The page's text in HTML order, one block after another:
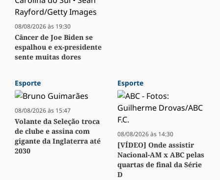
08/08/2026 às 19:30
Câncer de Joe Biden se
espalhou e ex-presidente
sente muitas dores
Esporte
08/08/2026 às 15:47
Volante da Seleção troca
de clube e assina com
gigante da Inglaterra até
2030
Esporte
08/08/2026 às 14:30
[VÍDEO] Onde assistir
Nacional-AM x ABC pelas
quartas de final da Série
D